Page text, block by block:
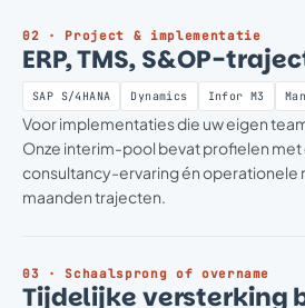
02 · Project & implementatie
ERP, TMS, S&OP-
SAP S/4HANA Dynamics Infor M3
Voor implementaties die uw eigen
Onze interim-pool bevat profielen
consultancy-ervaring én operationele
maanden trajecten.
03 · Schaalsprong of overname
Tijdelijke versterking